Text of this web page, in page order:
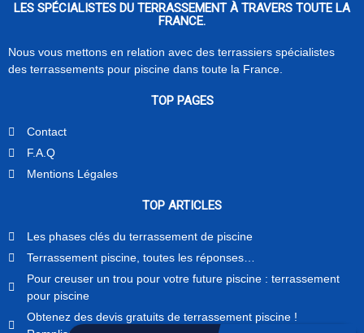
LES SPÉCIALISTES DU TERRASSEMENT À TRAVERS TOUTE LA
FRANCE.
Nous vous mettons en relation avec des terrassiers spécialistes
des terrassements pour piscine dans toute la France.
TOP PAGES
Contact
F.A.Q
Mentions Légales
TOP ARTICLES
Les phases clés du terrassement de piscine
Terrassement piscine, toutes les réponses…
Pour creuser un trou pour votre future piscine : terrassement
pour piscine
Obtenez des devis gratuits de terrassement piscine !